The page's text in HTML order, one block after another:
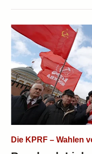
Die KPRF – Wahlen